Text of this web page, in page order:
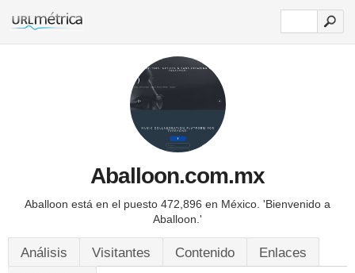
Aballoon.com.mx
Aballoon está en el puesto 472,896 en México. 'Bienvenido a
Aballoon.'
Análisis Visitantes Contenido
Enlaces